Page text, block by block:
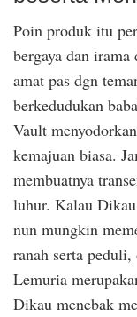
Poin produk itu
bergaya dan irama
amat pas dgn
berkedudukan
Vault
kemajuan biasa.
membuatnya
luhur. Kalau
nun mungkin
ranah serta
Lemuria
Dikau menebak